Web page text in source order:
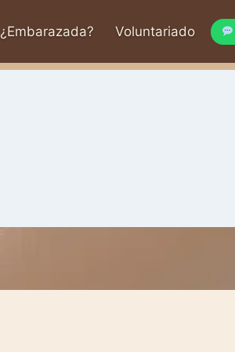
¿Embarazada? Voluntariado